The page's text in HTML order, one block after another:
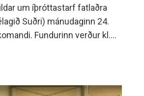
um íþróttastarf fatlaðra
Suðri) mánudaginn 24.
Fundurinn verður kl.